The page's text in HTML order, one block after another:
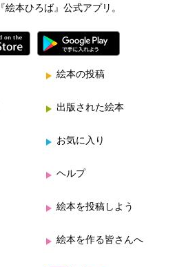
『絵本ひろば』公式アプリ。
絵本の投稿
出版された絵本
お気に入り
ヘルプ
絵本を投稿しよう
絵本を作る皆さんへ